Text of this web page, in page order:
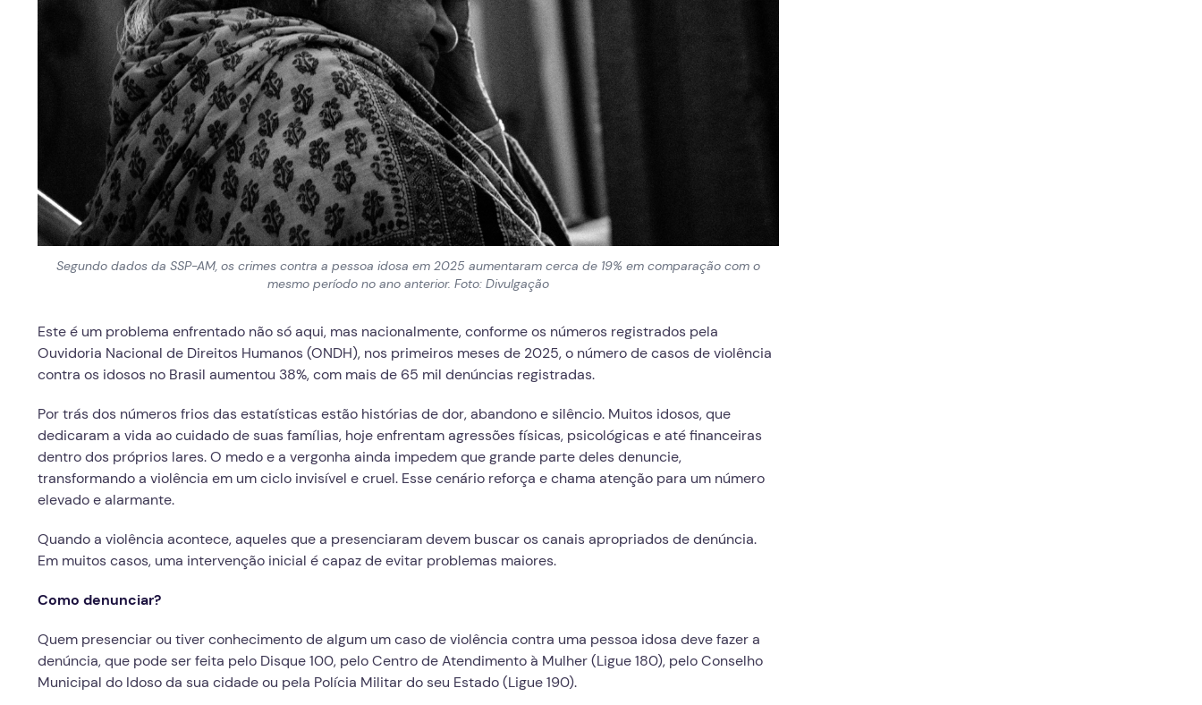
Segundo dados da SSP-AM, os crimes contra a pessoa idosa em 2025 aumentaram cerca de 19% em comparação com o
mesmo período no ano anterior. Foto: Divulgação
Este é um problema enfrentado não só aqui, mas nacionalmente, conforme os números registrados pela
Ouvidoria Nacional de Direitos Humanos (ONDH), nos primeiros meses de 2025, o número de casos de violência
contra os idosos no Brasil aumentou 38%, com mais de 65 mil denúncias registradas.
Por trás dos números frios das estatísticas estão histórias de dor, abandono e silêncio. Muitos idosos, que
dedicaram a vida ao cuidado de suas famílias, hoje enfrentam agressões físicas, psicológicas e até financeiras
dentro dos próprios lares. O medo e a vergonha ainda impedem que grande parte deles denuncie,
transformando a violência em um ciclo invisível e cruel. Esse cenário reforça e chama atenção para um número
elevado e alarmante.
Quando a violência acontece, aqueles que a presenciaram devem buscar os canais apropriados de denúncia.
Em muitos casos, uma intervenção inicial é capaz de evitar problemas maiores.
Como denunciar?
Quem presenciar ou tiver conhecimento de algum um caso de violência contra uma pessoa idosa deve fazer a
denúncia, que pode ser feita pelo Disque 100, pelo Centro de Atendimento à Mulher (Ligue 180), pelo Conselho
Municipal do Idoso da sua cidade ou pela Polícia Militar do seu Estado (Ligue 190).